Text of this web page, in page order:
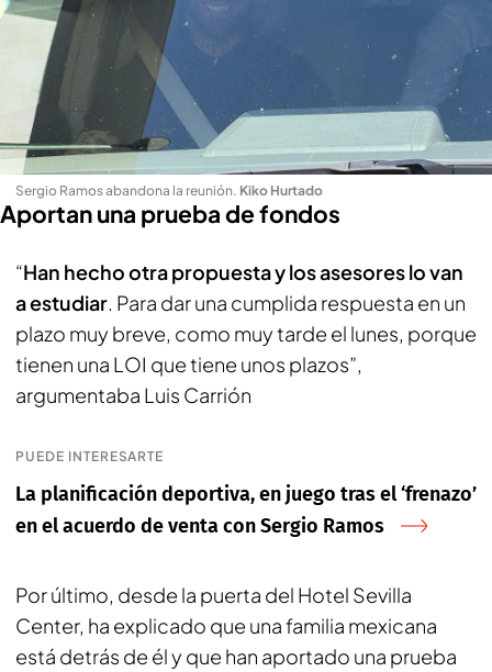
Sergio Ramos abandona la reunión. Kiko Hurtado
Aportan una prueba de fondos
“Han hecho otra propuesta y los asesores lo van
a estudiar. Para dar una cumplida respuesta en un
plazo muy breve, como muy tarde el lunes, porque
tienen una LOI que tiene unos plazos”,
argumentaba Luis Carrión
PUEDE INTERESARTE
La planificación deportiva, en juego tras el ‘frenazo’
en el acuerdo de venta con Sergio Ramos
Por último, desde la puerta del Hotel Sevilla
Center, ha explicado que una familia mexicana
está detrás de él y que han aportado una prueba